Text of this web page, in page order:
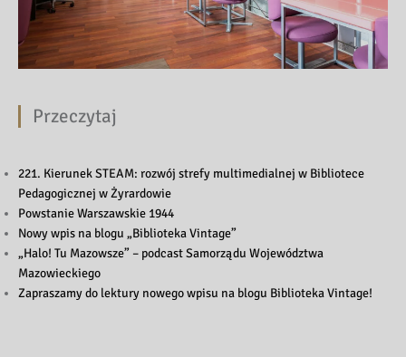
Przeczytaj
221. Kierunek STEAM: rozwój strefy multimedialnej w Bibliotece
Pedagogicznej w Żyrardowie
Powstanie Warszawskie 1944
Nowy wpis na blogu „Biblioteka Vintage”
„Halo! Tu Mazowsze” – podcast Samorządu Województwa
Mazowieckiego
Zapraszamy do lektury nowego wpisu na blogu Biblioteka Vintage!